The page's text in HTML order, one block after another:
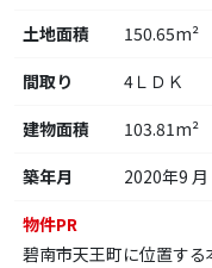
土地面積
150.65m²
間取り
4ＬＤＫ
建物面積
103.81m²
築年月
2020年9 月
物件PR
碧南市天王町に位置す